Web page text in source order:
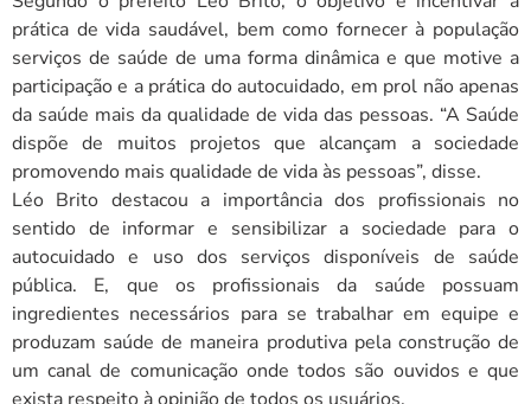
prática de vida saudável, bem como fornecer à população
serviços de saúde de uma forma dinâmica e que motive a
participação e a prática do autocuidado, em prol não apenas
da saúde mais da qualidade de vida das pessoas. “A Saúde
dispõe de muitos projetos que alcançam a sociedade
promovendo mais qualidade de vida às pessoas”, disse.
Léo Brito destacou a importância dos profissionais no
sentido de informar e sensibilizar a sociedade para o
autocuidado e uso dos serviços disponíveis de saúde
pública. E, que os profissionais da saúde possuam
ingredientes necessários para se trabalhar em equipe e
produzam saúde de maneira produtiva pela construção de
um canal de comunicação onde todos são ouvidos e que